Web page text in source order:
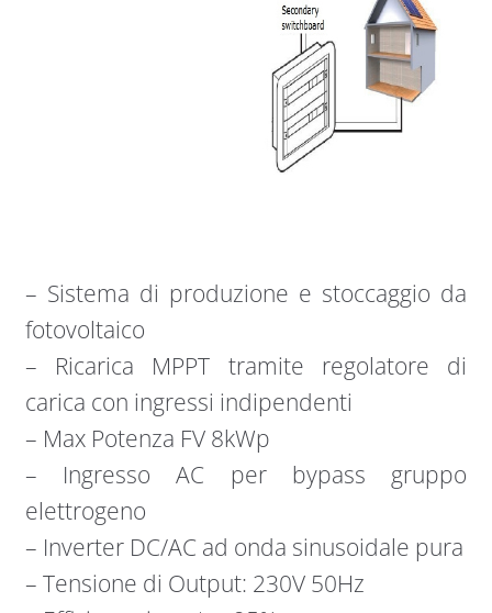
– Sistema di produzione e stoccaggio da
fotovoltaico
– Ricarica MPPT tramite regolatore di
carica con ingressi indipendenti
– Max Potenza FV 8kWp
– Ingresso AC per bypass gruppo
elettrogeno
– Inverter DC/AC ad onda sinusoidale pura
– Tensione di Output: 230V 50Hz